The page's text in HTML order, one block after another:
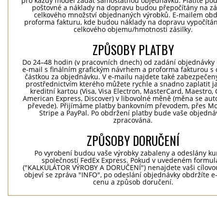
poštovné a náklady na dopravu budou přepočítány na
celkového množství objednaných výrobků. E-mailem
proforma fakturu, kde budou náklady na dopravu
celkového objemu/hmotnosti zásilky.
ZPŮSOBY PLATBY
Do 24–48 hodin (v pracovních dnech) od zadání
e-mail s finálním grafickým návrhem a proforma fakturou s
částkou za objednávku. V e-mailu najdete také
prostřednictvím kterého můžete rychle a snadno zaplatit
kreditní kartou (Visa, Visa Electron, MasterCard, Maestro,
American Express, Discover) v libovolné měně (měna se
převede). Přijímáme platby bankovním převodem, přes
Stripe a PayPal. Po obdržení platby bude vaše
zpracována.
ZPŮSOBY DORUČENÍ
Po vyrobení budou vaše výrobky zabaleny a odeslány
společností FedEx Express. Pokud v uvedeném
("KALKULÁTOR VÝROBY A DORUČENÍ") nenajdete vaši
objeví se zpráva "INFO", po odeslání objednávky obdržíte
cenu a způsob doručení.